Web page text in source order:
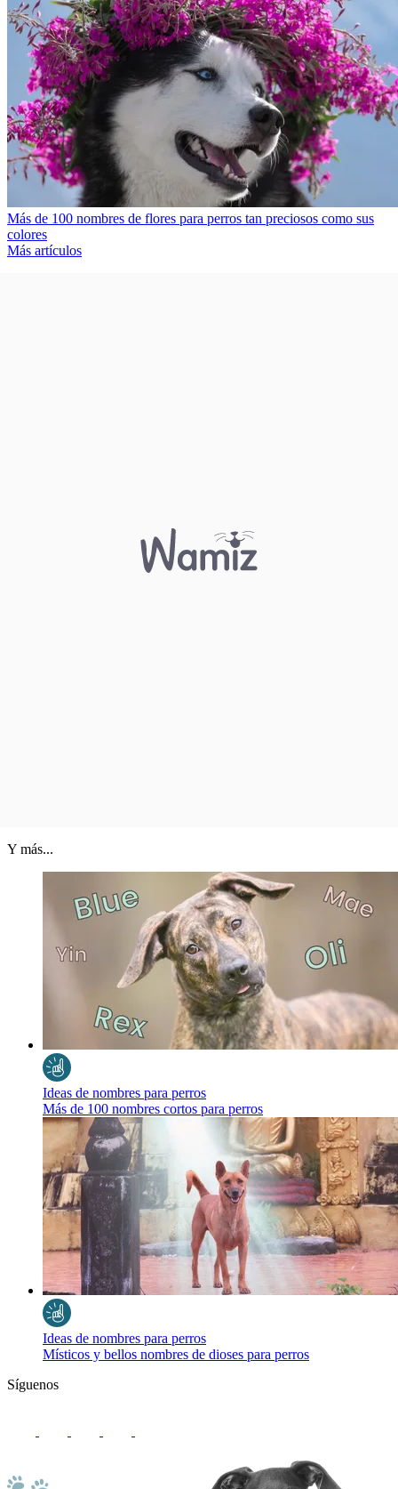
Más de 100 nombres de flores para perros tan preciosos como sus
colores
Más artículos
Y más...
Ideas de nombres para perros
Más de 100 nombres cortos para perros
Ideas de nombres para perros
Místicos y bellos nombres de dioses para perros
Síguenos